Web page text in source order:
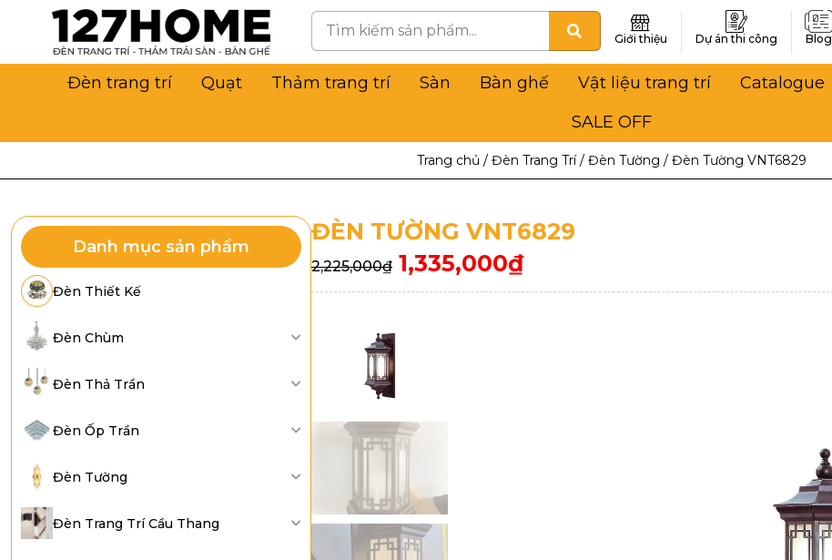
Giới thiệu Dự án thi công Blog
Đèn trang trí Quạt Thảm trang trí Sàn Bàn ghế Vật liệu trang trí Catalogue
SALE OFF
Trang chủ / Đèn Trang Trí/ Đèn Tường / Đèn Tường VNT6829
Danh mục sản phẩm
Đèn Thiết Kế
Đèn Chùm
Đèn Thả Trần
Đèn Ốp Trần
Đèn Tường
Đèn Trang Trí Cầu Thang
ĐÈN TƯỜNG VNT6829
2,225,000₫ 1,335,000₫